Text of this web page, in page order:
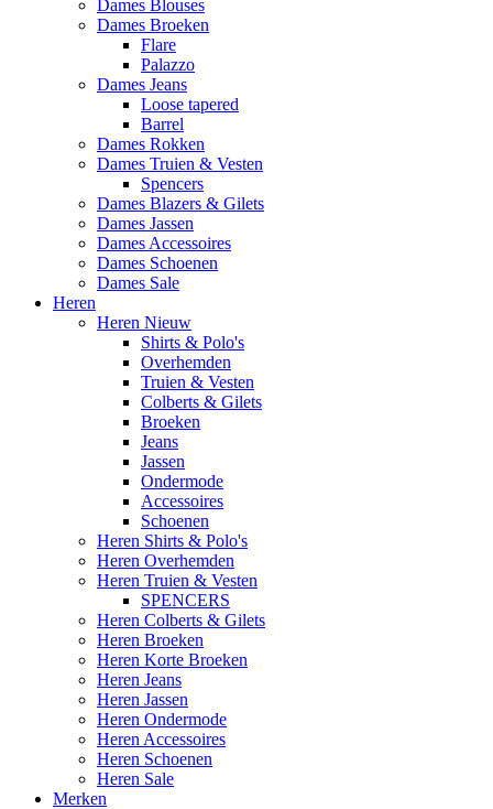
Dames Blouses
Dames Broeken
Flare
Palazzo
Dames Jeans
Loose tapered
Barrel
Dames Rokken
Dames Truien & Vesten
Spencers
Dames Blazers & Gilets
Dames Jassen
Dames Accessoires
Dames Schoenen
Dames Sale
Heren
Heren Nieuw
Shirts & Polo's
Overhemden
Truien & Vesten
Colberts & Gilets
Broeken
Jeans
Jassen
Ondermode
Accessoires
Schoenen
Heren Shirts & Polo's
Heren Overhemden
Heren Truien & Vesten
SPENCERS
Heren Colberts & Gilets
Heren Broeken
Heren Korte Broeken
Heren Jeans
Heren Jassen
Heren Ondermode
Heren Accessoires
Heren Schoenen
Heren Sale
Merken